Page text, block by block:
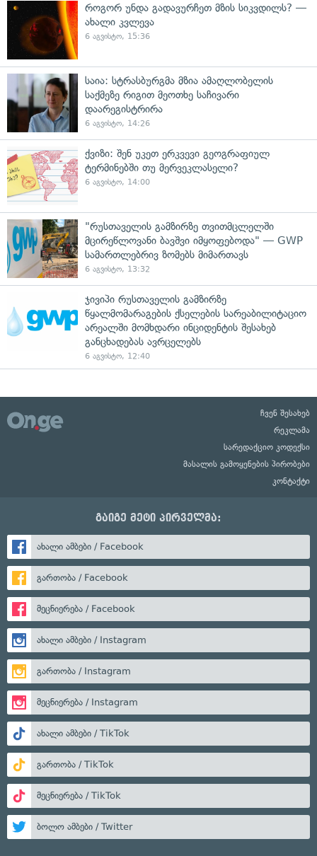
როგორ უნდა გადავურჩეთ მზის სიკვდილს? —
ახალი კვლევა
6 აგვისტო, 15:36
საია: სტრასბურგმა მზია ამაღლობელის
საქმეზე რიგით მეოთხე საჩივარი
დაარეგისტრირა
6 აგვისტო, 14:26
ქვიზი: შენ უკეთ ერკვევი გეოგრაფიულ
ტერმინებში თუ მერვეკლასელი?
6 აგვისტო, 14:00
"რუსთაველის გამზირზე თვითმცლელში
მცირეწლოვანი ბავშვი იმყოფებოდა" — GWP
სამართლებრივ ზომებს მიმართავს
6 აგვისტო, 13:32
ჯივიპი რუსთაველის გამზირზე
წყალმომარაგების ქსელების სარეაბილიტაციო
არეალში მომხდარი ინციდენტის შესახებ
განცხადებას ავრცელებს
6 აგვისტო, 12:40
ჩვენ შესახებ
რეკლამა
სარედაქციო კოდექსი
მასალის გამოყენების პირობები
კონტაქტი
გაიგე მეტი პირველმა:
ახალი ამბები / Facebook
გართობა / Facebook
მეცნიერება / Facebook
ახალი ამბები / Instagram
გართობა / Instagram
მეცნიერება / Instagram
ახალი ამბები / TikTok
გართობა / TikTok
მეცნიერება / TikTok
ბოლო ამბები / Twitter